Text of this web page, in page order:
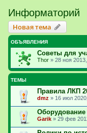
Информаторий
Новая тема
ОБЪЯВЛЕНИЯ
Советы для
Thor » 28 ноя
ТЕМЫ
Правила ЛКП
dmz » 16 июл
Garik » 29 фев